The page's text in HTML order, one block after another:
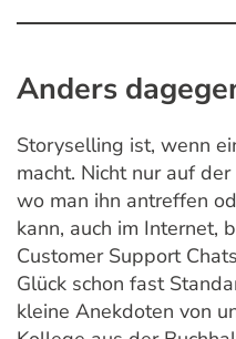
Anders
Storyselling ist, wenn
macht. Nicht nur auf
wo man ihn antreffen
kann, auch im Internet,
Customer Support
Glück schon fast
kleine Anekdoten von